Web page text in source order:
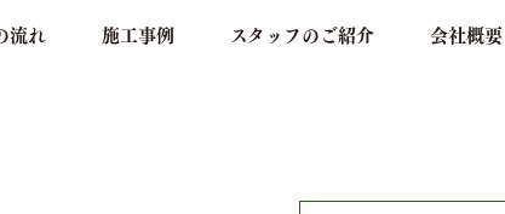
流れ 施工事例 スタッフのご紹介 会社概要